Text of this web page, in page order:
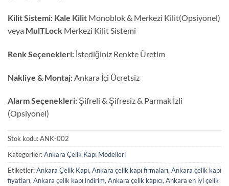
Kilit Sistemi: Kale Kilit Monoblok & Merkezi Kilit(Opsiyonel)
veya MulTLock Merkezi Kilit Sistemi
Renk Seçenekleri: İstediğiniz Renkte Üretim
Nakliye & Montaj: Ankara İçi Ücretsiz
Alarm Seçenekleri: Şifreli & Şifresiz & Parmak İzli
(Opsiyonel)
Stok kodu:ANK-002
Kategoriler:Ankara Çelik Kapı Modelleri
Etiketler:Ankara Çelik Kapı, Ankara çelik kapı firmaları, Ankara çelik kapı
fiyatları, Ankara çelik kapı indirim, Ankara çelik kapıcı, Ankara en iyi çelik